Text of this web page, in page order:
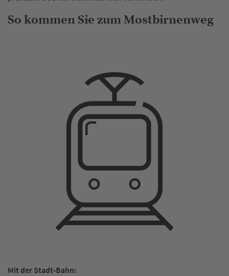
So kommen Sie zum Mostbirnenweg
Mit der Stadt-Bahn: